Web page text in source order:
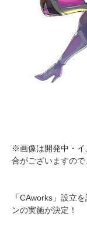
※画像は開発中・イ
合がございますので
「CAworks」設立
ンの実施が決定！